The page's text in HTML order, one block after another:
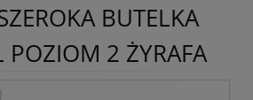
BUTELKA
2 ŻYRAFA